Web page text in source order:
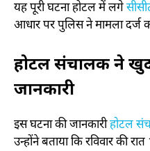
यह पूरी घटना होटल में लगे
आधार पर पुलिस ने मामला दर्ज
होटल संचालक ने
जानकारी
इस घटना की जानकारीहोटल
उन्होंने बताया कि रविवार की